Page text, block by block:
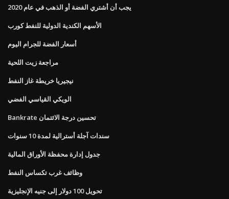
يجب أن أشتري الفضة أو الذهب في عام 2020
الأسهم الكندية الدولية للنفط كورب
أسعار الفضة للجرام اليوم
مراجعة زيت اللحية
نيجيريا خريطة غاز النفط
الويكي القياسي الفضي
Bankrate تحسين درجة الائتمان
سندات آجلة أسترالية لمدة 10 سنوات
جدول إدارة محفظة الأوراق المالية
وظائف غرب تكساس النفط
تحويل 100 دولار إلى جنيه الإنجليزية